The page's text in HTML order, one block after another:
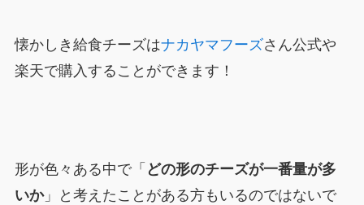
懐かしき給食チーズはナカヤマフーズさん公式や
楽天で購入することができます！
形が色々ある中で「 どの形のチーズが一番量が多
いか」と考えたことがある方もいるのではないで